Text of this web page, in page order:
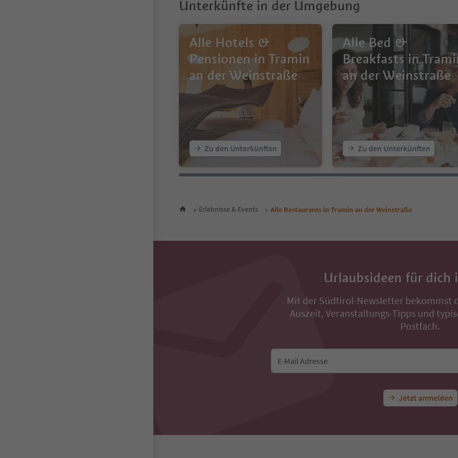
Unterkünfte in der Umgebung
Alle Hotels &
Pensionen in Tramin
an der Weinstraße
Zu den Unterkünften
Alle Bed &
Breakfasts in
an der Weinstraße
Zu den Unterkünften
Erlebnisse & Events Alle Restaurants in Tramin an der Weinstraße
Urlaubsideen für dich
Mit der Südtirol-Newsletter bekommst
Auszeit, Veranstaltungs-Tipps und
Postfach.
E-Mail Adresse
Jetzt anmelden